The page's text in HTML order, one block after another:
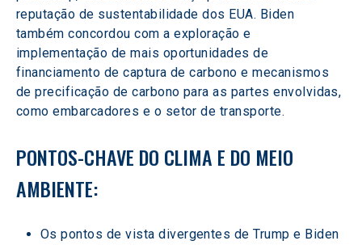
reputação de sustentabilidade dos EUA. Biden
também concordou com a exploração e
implementação de mais oportunidades de
financiamento de captura de carbono e mecanismos
de precificação de carbono para as partes envolvidas,
como embarcadores e o setor de transporte.
PONTOS-CHAVE DO CLIMA E DO MEIO
AMBIENTE:
Os pontos de vista divergentes de Trump e Biden